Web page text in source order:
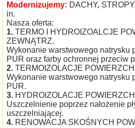
Modernizujemy: DACHY,
in.
Nasza oferta:
1.TERMO I HYDROIZOALCJE
ZEWNĄTRZ.
Wykonanie warstwowego natrysku
PUR oraz farby ochronnej przeciw
2.TERMOIZOLACJE
Wykonanie warstwowego natrysku
PUR.
3.HYDROIZOLACJE
Uszczelnienie poprzez nałożenie
uszczelniającej.
4.RENOWACJA SKOŚNYCH